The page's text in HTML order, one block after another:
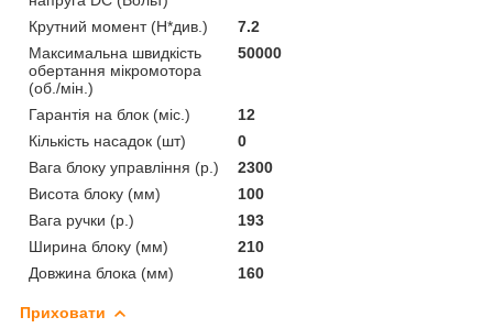
Крутний момент (Н*див.)
7.2
Максимальна швидкість
обертання мікромотора
(об./мін.)
50000
Гарантія на блок (міс.)
12
Кількість насадок (шт)
0
Вага блоку управління (р.)
2300
Висота блоку (мм)
100
Вага ручки (р.)
193
Ширина блоку (мм)
210
Довжина блока (мм)
160
Приховати